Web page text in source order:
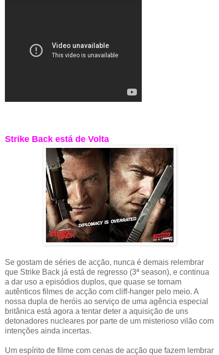
Strike Back está de Volta
Se gostam de séries de acção, nunca é demais relembrar
que Strike Back já está de regresso (3ª season), e continua
a dar uso a episódios duplos, que quase se tornam
autênticos filmes de acção com cliff-hanger pelo meio. A
nossa dupla de heróis ao serviço de uma agência especial
britânica está agora a tentar deter a aquisição de uns
detonadores nucleares por parte de um misterioso vilão com
intenções ainda incertas.
Um espírito de filme com cenas de acção que fazem lembrar